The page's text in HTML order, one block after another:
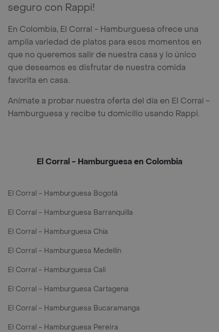
seguro con Rappi!
En Colombia, El Corral - Hamburguesa ofrece una
amplia variedad de platos para esos momentos en
que no queremos salir de nuestra casa y lo único
que deseamos es disfrutar de nuestra comida
favorita en casa.
Anímate a probar nuestra oferta del día en El Corral -
Hamburguesa y recibe tu domicilio usando Rappi.
El Corral - Hamburguesa en Colombia
El Corral - Hamburguesa Bogotá
El Corral - Hamburguesa Barranquilla
El Corral - Hamburguesa Chía
El Corral - Hamburguesa Medellín
El Corral - Hamburguesa Cali
El Corral - Hamburguesa Cartagena
El Corral - Hamburguesa Bucaramanga
El Corral - Hamburguesa Pereira